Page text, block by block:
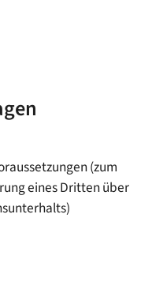
(zum
eines Dritten über